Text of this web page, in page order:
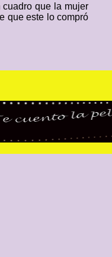
que la mujer
que este lo compró